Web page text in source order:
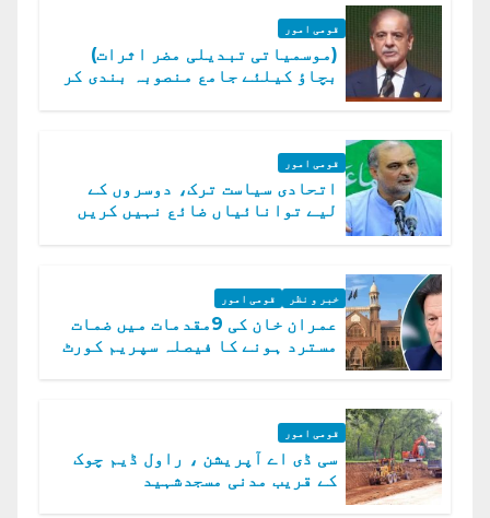
قومی امور
(موسمیاتی تبدیلی مضر اثرات)
بچاؤ کیلئے جامع منصوبہ بندی کر
قومی امور
اتحادی سیاست ترک، دوسروں کے
لیے توانائیاں ضائع نہیں کریں
خبر و نظر قومی امور
عمران خان کی 9مقدمات میں ضمات
مسترد ہونے کا فیصلہ سپریم کورٹ
قومی امور
سی ڈی اے آپریشن ، راول ڈیم چوک
کے قریب مدنی مسجدشہید